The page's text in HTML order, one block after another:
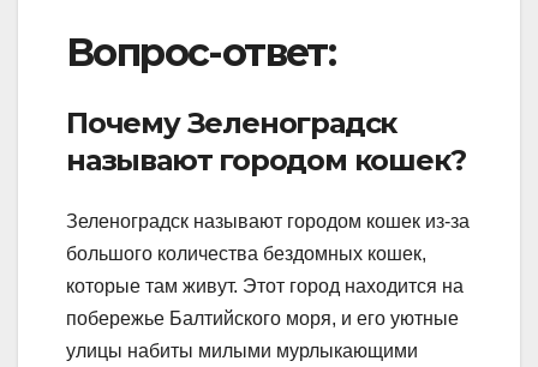
Вопрос-ответ:
Почему Зеленоградск
называют городом кошек?
Зеленоградск называют городом кошек из-за
большого количества бездомных кошек,
которые там живут. Этот город находится на
побережье Балтийского моря, и его уютные
улицы набиты милыми мурлыкающими